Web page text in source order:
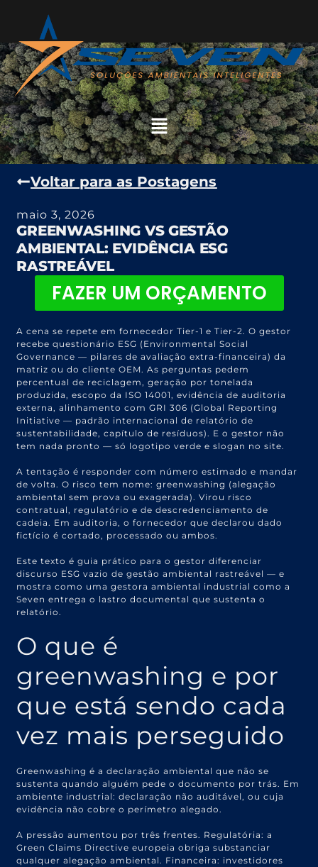
Voltar para as Postagens
maio 3, 2026
GREENWASHING VS GESTÃO
AMBIENTAL: EVIDÊNCIA ESG
RASTREÁVEL
FAZER UM ORÇAMENTO
A cena se repete em fornecedor Tier-1 e Tier-2. O gestor
recebe questionário ESG (Environmental Social
Governance — pilares de avaliação extra-financeira) da
matriz ou do cliente OEM. As perguntas pedem
percentual de reciclagem, geração por tonelada
produzida, escopo da ISO 14001, evidência de auditoria
externa, alinhamento com GRI 306 (Global Reporting
Initiative — padrão internacional de relatório de
sustentabilidade, capítulo de resíduos). E o gestor não
tem nada pronto — só logotipo verde e slogan no site.
A tentação é responder com número estimado e mandar
de volta. O risco tem nome: greenwashing (alegação
ambiental sem prova ou exagerada). Virou risco
contratual, regulatório e de descredenciamento de
cadeia. Em auditoria, o fornecedor que declarou dado
fictício é cortado, processado ou ambos.
Este texto é guia prático para o gestor diferenciar
discurso ESG vazio de gestão ambiental rastreável — e
mostra como uma gestora ambiental industrial como a
Seven entrega o lastro documental que sustenta o
relatório.
O que é
greenwashing e por
que está sendo cada
vez mais perseguido
Greenwashing é a declaração ambiental que não se
sustenta quando alguém pede o documento por trás. Em
ambiente industrial: declaração não auditável, ou cuja
evidência não cobre o perímetro alegado.
A pressão aumentou por três frentes. Regulatória: a
Green Claims Directive europeia obriga substanciar
qualquer alegação ambiental. Financeira: investidores